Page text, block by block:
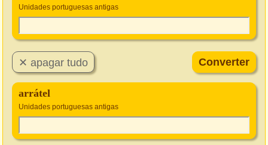
Unidades portuguesas antigas
arrátel
Unidades portuguesas antigas